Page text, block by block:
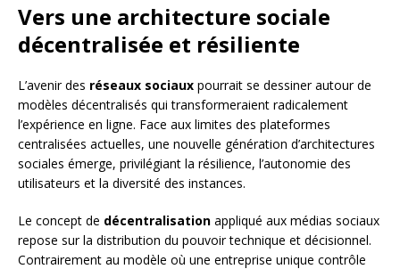
Vers une architecture sociale
décentralisée et résiliente
L’avenir des réseaux sociaux pourrait se dessiner autour de
modèles décentralisés qui transformeraient radicalement
l’expérience en ligne. Face aux limites des plateformes
centralisées actuelles, une nouvelle génération d’architectures
sociales émerge, privilégiant la résilience, l’autonomie des
utilisateurs et la diversité des instances.
Le concept de décentralisation appliqué aux médias sociaux
repose sur la distribution du pouvoir technique et décisionnel.
Contrairement au modèle où une entreprise unique contrôle